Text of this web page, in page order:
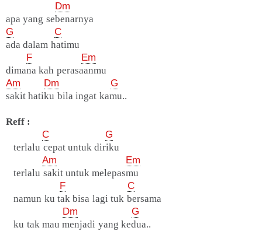
Dm
apa yang sebenarnya
G
C
ada dalam hatimu
F
Em
dimana kah perasaanmu
Am
Dm
G
sakit hatiku bila ingat kamu..
Reff :
C
G
terlalu cepat untuk diriku
Am
Em
terlalu sakit untuk melepasmu
F
C
namun ku tak bisa lagi tuk bersama
Dm
G
ku tak mau menjadi yang kedua..